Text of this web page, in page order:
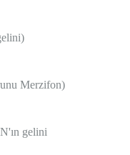
Merzifon)
gelini